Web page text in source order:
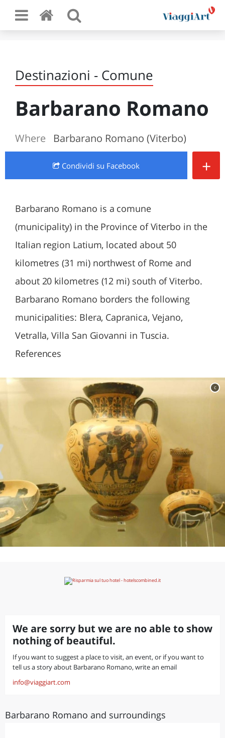
Destinazioni - Comune
Barbarano Romano
Where Barbarano Romano (Viterbo)
Condividi su Facebook +
Barbarano Romano is a comune
(municipality) in the Province of Viterbo in the
Italian region Latium, located about 50
kilometres (31 mi) northwest of Rome and
about 20 kilometres (12 mi) south of Viterbo.
Barbarano Romano borders the following
municipalities: Blera, Capranica, Vejano,
Vetralla, Villa San Giovanni in Tuscia.
References
c
We are sorry but we are no able to show
nothing of beautiful.
If you want to suggest a place to visit, an event, or if you want to
tell us a story about Barbarano Romano, write an email
info@viaggiart.com
Barbarano Romano and surroundings